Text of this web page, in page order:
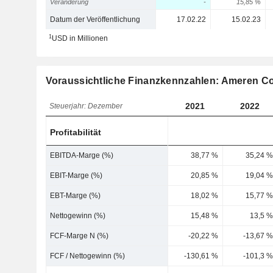
Veränderung - 15,85 %
Datum der Veröffentlichung 17.02.22 15.02.23
1USD in Millionen
Voraussichtliche Finanzkennzahlen: Ameren
Steuerjahr: Dezember 2021 2022
Profitabilität
EBITDA-Marge (%) 38,77 % 35,24 %
EBIT-Marge (%) 20,85 % 19,04 %
EBT-Marge (%) 18,02 % 15,77 %
Nettogewinn (%) 15,48 % 13,5 %
FCF-Marge N (%) -20,22 % -13,67 %
FCF / Nettogewinn (%) -130,61 % -101,3 %